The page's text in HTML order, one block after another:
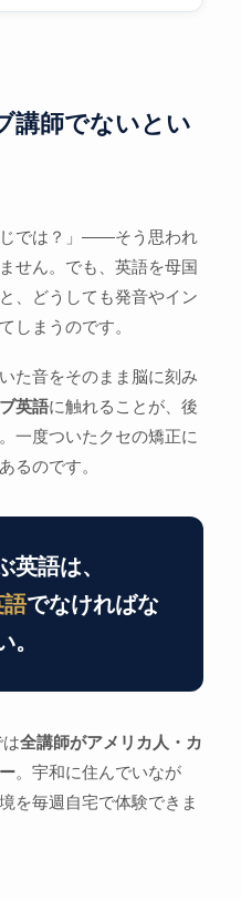
講師でないとい
じでは？」——そう思われ
せん。でも、英語を母国
、どうしても発音やイン
しまうのです。
た音をそのまま脳に刻み
英語に触れることが、後
一度ついたクセの矯正に
るのです。
英語は、
語でなければな
。
全講師がアメリカ人・カ
。宇和に住んでいなが
を毎週自宅で体験できま